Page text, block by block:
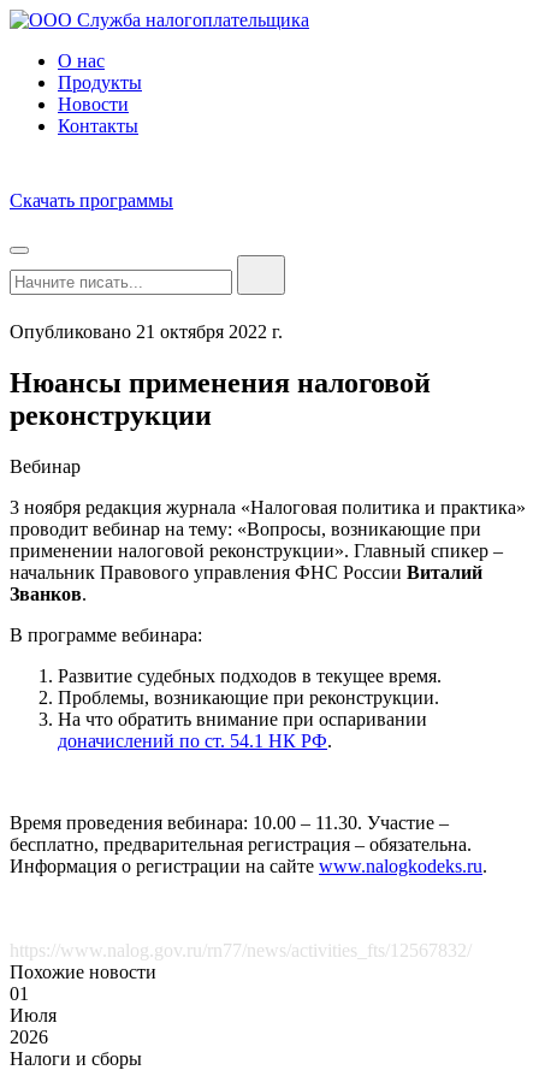
О нас
Продукты
Новости
Контакты
Скачать программы
Опубликовано 21 октября 2022 г.
Нюансы применения налоговой
реконструкции
Вебинар
3 ноября редакция журнала «Налоговая политика и практика»
проводит вебинар на тему: «Вопросы, возникающие при
применении налоговой реконструкции». Главный спикер –
начальник Правового управления ФНС России Виталий
Званков.
В программе вебинара:
Развитие судебных подходов в текущее время.
Проблемы, возникающие при реконструкции.
На что обратить внимание при оспаривании
доначислений по ст. 54.1 НК РФ.
Время проведения вебинара: 10.00 – 11.30. Участие –
бесплатно, предварительная регистрация – обязательна.
Информация о регистрации на сайте www.nalogkodeks.ru.
https://www.nalog.gov.ru/rn77/news/activities_fts/12567832/
Похожие новости
01
Июля
2026
Налоги и сборы